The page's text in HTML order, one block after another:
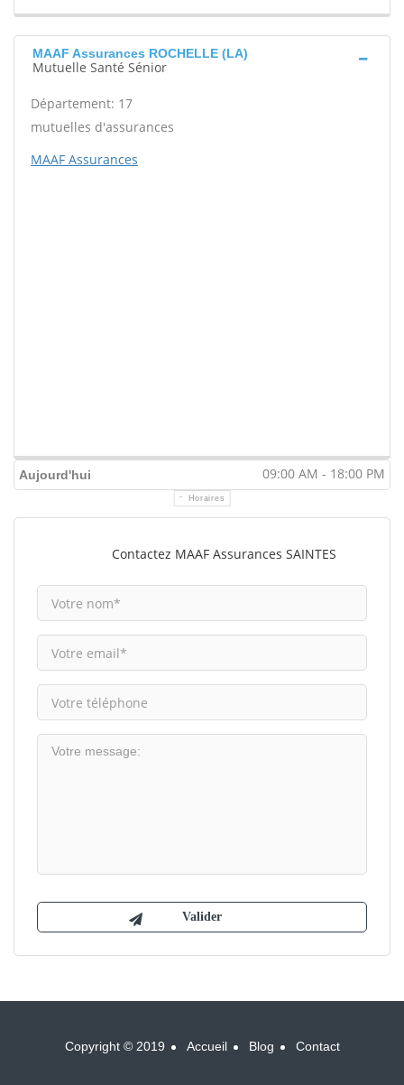
MAAF Assurances ROCHELLE (LA)
Mutuelle Santé Sénior
Département: 17
mutuelles d'assurances
MAAF Assurances
Aujourd'hui 09:00 AM - 18:00 PM
Horaires
Contactez MAAF Assurances SAINTES
Copyright © 2019 Accueil Blog Contact